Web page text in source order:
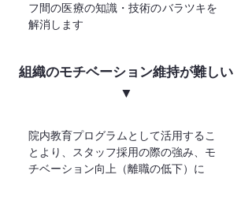
フ間の医療の知識・技術のバラツキを
解消します
組織のモチベーション維持が難しい
​▼
院内教育プログラムとして活用するこ
とより、スタッフ採用の際の強み、モ
チベーション向上（離職の低下）に